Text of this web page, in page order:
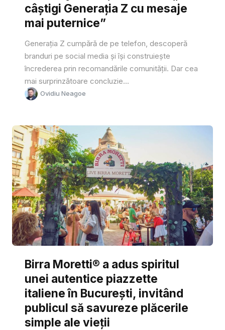
câștigi Generația Z cu mesaje
mai puternice”
Generația Z cumpără de pe telefon, descoperă
branduri pe social media și își construiește
încrederea prin recomandările comunității. Dar cea
mai surprinzătoare concluzie...
Ovidiu Neagoe
Birra Moretti® a adus spiritul
unei autentice piazzette
italiene în București, invitând
publicul să savureze plăcerile
simple ale vieții